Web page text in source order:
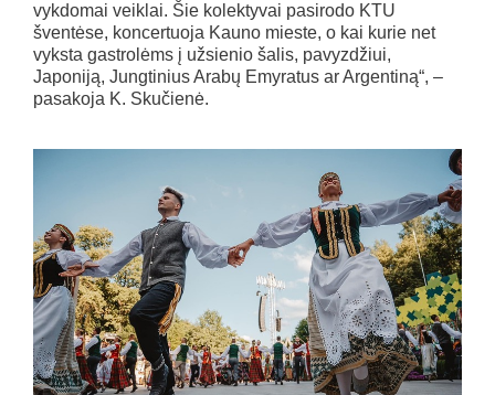
vykdomai veiklai. Šie kolektyvai pasirodo KTU
šventėse, koncertuoja Kauno mieste, o kai kurie net
vyksta gastrolėms į užsienio šalis, pavyzdžiui,
Japoniją, Jungtinius Arabų Emyratus ar Argentiną“, –
pasakoja K. Skučienė.